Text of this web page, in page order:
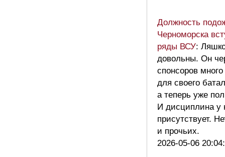
Должность
Черноморска
ряды ВСУ:
довольны. Он
спонсоров
для своего
а теперь уже
И дисциплина у
присутствует.
и прочьих.
2026-05-06